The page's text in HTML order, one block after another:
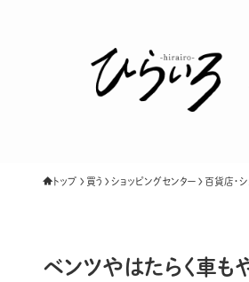
トップ 買う ショッピングセンター 百貨店・
ベンツやはたらく車も